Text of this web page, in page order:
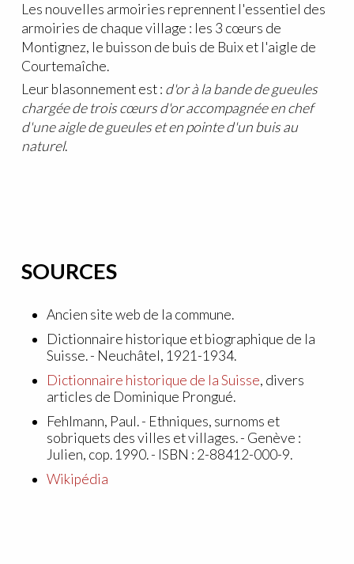
Les nouvelles armoiries reprennent l'essentiel des
armoiries de chaque village : les 3 cœurs de
Montignez, le buisson de buis de Buix et l'aigle de
Courtemaîche.
Leur blasonnement est : d'or à la bande de gueules
chargée de trois cœurs d'or accompagnée en chef
d'une aigle de gueules et en pointe d'un buis au
naturel.
SOURCES
Ancien site web de la commune.
Dictionnaire historique et biographique de la
Suisse. - Neuchâtel, 1921-1934.
Dictionnaire historique de la Suisse, divers
articles de Dominique Prongué.
Fehlmann, Paul. - Ethniques, surnoms et
sobriquets des villes et villages. - Genève :
Julien, cop. 1990. - ISBN : 2-88412-000-9.
Wikipédia